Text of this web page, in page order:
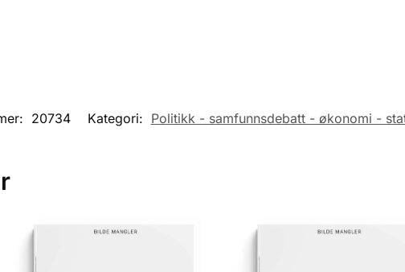
20734 Kategori: Politikk - samfunnsdebatt - økonomi -